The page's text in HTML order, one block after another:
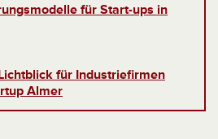
für Start-ups in
für Industriefirmen
Almer